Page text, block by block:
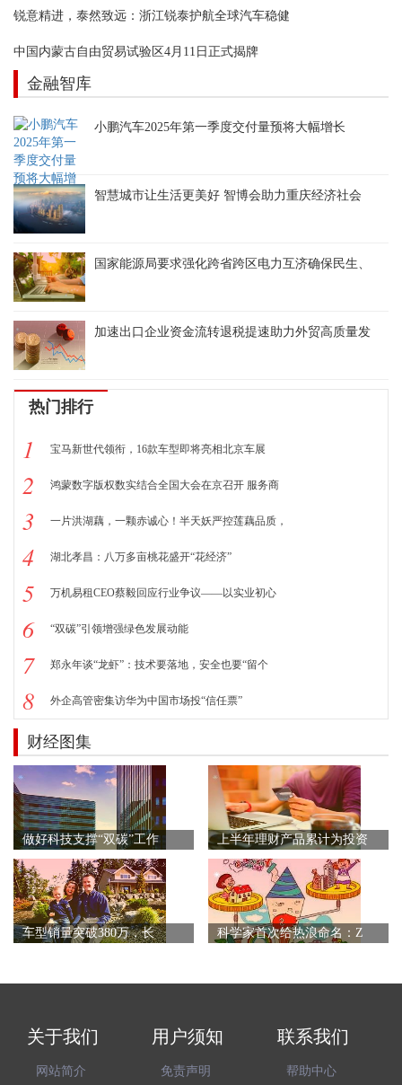
锐意精进，泰然致远：浙江锐泰护航全球汽车稳健
中国内蒙古自由贸易试验区4月11日正式揭牌
金融智库
小鹏汽车2025年第一季度交付量预将大幅增长
智慧城市让生活更美好 智博会助力重庆经济社会
国家能源局要求强化跨省跨区电力互济确保民生、
加速出口企业资金流转退税提速助力外贸高质量发
热门排行
1 宝马新世代领衔，16款车型即将亮相北京车展
2 鸿蒙数字版权数实结合全国大会在京召开 服务商
3 一片洪湖藕，一颗赤诚心！半天妖严控莲藕品质，
4 湖北孝昌：八万多亩桃花盛开“花经济”
5 万机易租CEO蔡毅回应行业争议——以实业初心
6 “双碳”引领增强绿色发展动能
7 郑永年谈“龙虾”：技术要落地，安全也要“留个
8 外企高管密集访华为中国市场投“信任票”
财经图集
做好科技支撑“双碳”工作 上半年理财产品累计为投资
车型销量突破380万，长 科学家首次给热浪命名：Z
关于我们
网站简介
用户须知
免责声明
联系我们
帮助中心